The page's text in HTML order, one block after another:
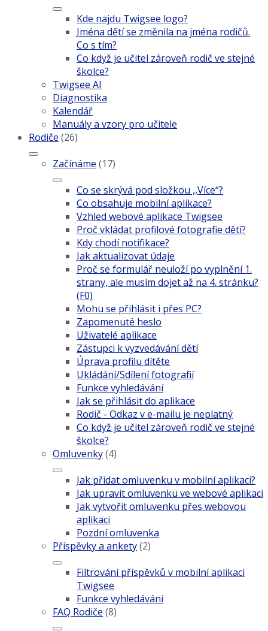
Kde najdu Twigsee logo?
Jména dětí se změnila na jména rodičů.
Co s tím?
Co když je učitel zároveň rodič ve stejné
školce?
Twigsee AI
Diagnostika
Kalendář
Manuály a vzory pro učitele
Rodiče (26)
Začínáme (17)
Co se skrývá pod složkou ,,Více“?
Co obsahuje mobilní aplikace?
Vzhled webové aplikace Twigsee
Proč vkládat profilové fotografie dětí?
Kdy chodí notifikace?
Jak aktualizovat údaje
Proč se formulář neuloží po vyplnění 1.
strany, ale musím dojet až na 4. stránku?
(F0)
Mohu se přihlásit i přes PC?
Zapomenuté heslo
Uživatelé aplikace
Zástupci k vyzvedávání dětí
Úprava profilu dítěte
Ukládání/Sdílení fotografií
Funkce vyhledávání
Jak se přihlásit do aplikace
Rodič - Odkaz v e-mailu je neplatný
Co když je učitel zároveň rodič ve stejné
školce?
Omluvenky(4)
Jak přidat omluvenku v mobilní aplikaci?
Jak upravit omluvenku ve webové aplikaci
Jak vytvořit omluvenku přes webovou
aplikaci
Pozdní omluvenka
Příspěvky a ankety(2)
Filtrování příspěvků v mobilní aplikaci
Twigsee
Funkce vyhledávání
FAQ Rodiče (8)